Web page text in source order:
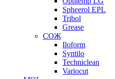
Spheerol EPL
Tribol
Grease
СОЖ
Iloform
Syntilo
Techniclean
Variocut